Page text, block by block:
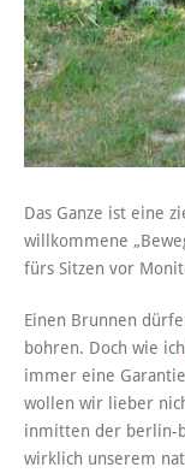
Das Ganze ist eine
willkommene
fürs Sitzen vor
Einen Brunnen
bohren. Doch wie ich
immer eine
wollen wir lieber
inmitten der berlin-
wirklich unserem